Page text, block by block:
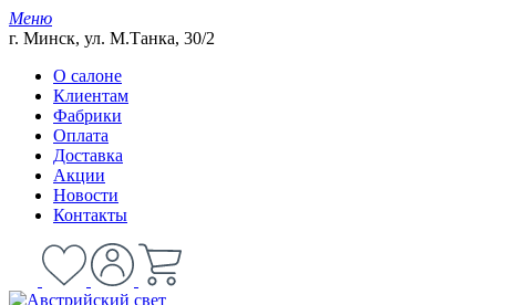
Меню
г. Минск, ул. М.Танка, 30/2
О салоне
Клиентам
Фабрики
Оплата
Доставка
Акции
Новости
Контакты